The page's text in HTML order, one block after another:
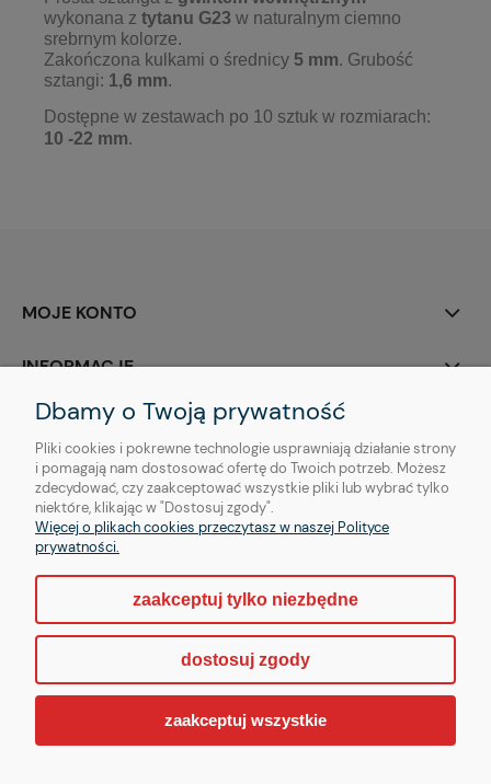
wykonana z tytanu G23 w naturalnym ciemno
srebrnym kolorze.
Zakończona kulkami o średnicy 5 mm. Grubość
sztangi: 1,6 mm.
Dostępne w zestawach po 10 sztuk w rozmiarach:
10 -22 mm.
MOJE KONTO
INFORMACJE
O NAS
Copyright © | OTHER Piercing sp. z o. o.
Sklep internetowy Shoper.pl
Dbamy o Twoją prywatność
Pliki cookies i pokrewne technologie usprawniają działanie strony
i pomagają nam dostosować ofertę do Twoich potrzeb. Możesz
zdecydować, czy zaakceptować wszystkie pliki lub wybrać tylko
niektóre, klikając w "Dostosuj zgody".
Więcej o plikach cookies przeczytasz w naszej Polityce
prywatności.
zaakceptuj tylko niezbędne
dostosuj zgody
zaakceptuj wszystkie